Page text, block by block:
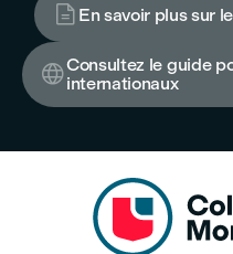
 En savoir plus sur
Consultez le guide
internationaux